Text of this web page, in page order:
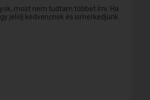
most nem tudtam többet írni. Ha
jelölj kedvencnek és ismerkedjünk.